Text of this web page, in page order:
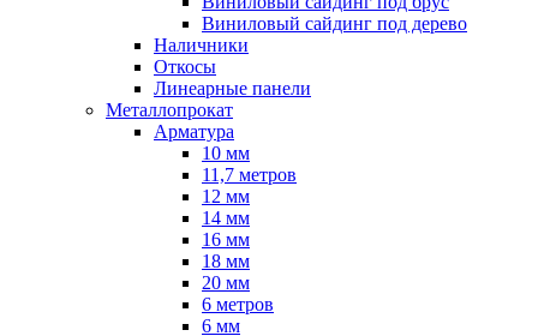
Виниловый сайдинг под дерево
Наличники
Откосы
Линеарные панели
Металлопрокат
Арматура
10 мм
11,7 метров
12 мм
14 мм
16 мм
18 мм
20 мм
6 метров
6 мм